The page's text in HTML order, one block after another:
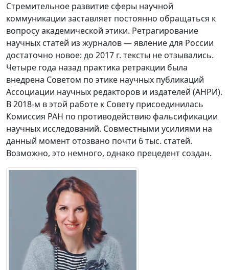
Стремительное развитие сферы научной
коммуникации заставляет постоянно обращаться к
вопросу академической этики. Ретрагирование
научных статей из журналов — явление для России
достаточно новое: до 2017 г. тексты не отзывались.
Четыре года назад практика ретракции была
внедрена Советом по этике научных публикаций
Ассоциации научных редакторов и издателей (АНРИ).
В 2018-м в этой работе к Совету присоединилась
Комиссия РАН по противодействию фальсификации
научных исследований. Совместными усилиями на
данный момент отозвано почти 6 тыс. статей.
Возможно, это немного, однако прецедент создан.